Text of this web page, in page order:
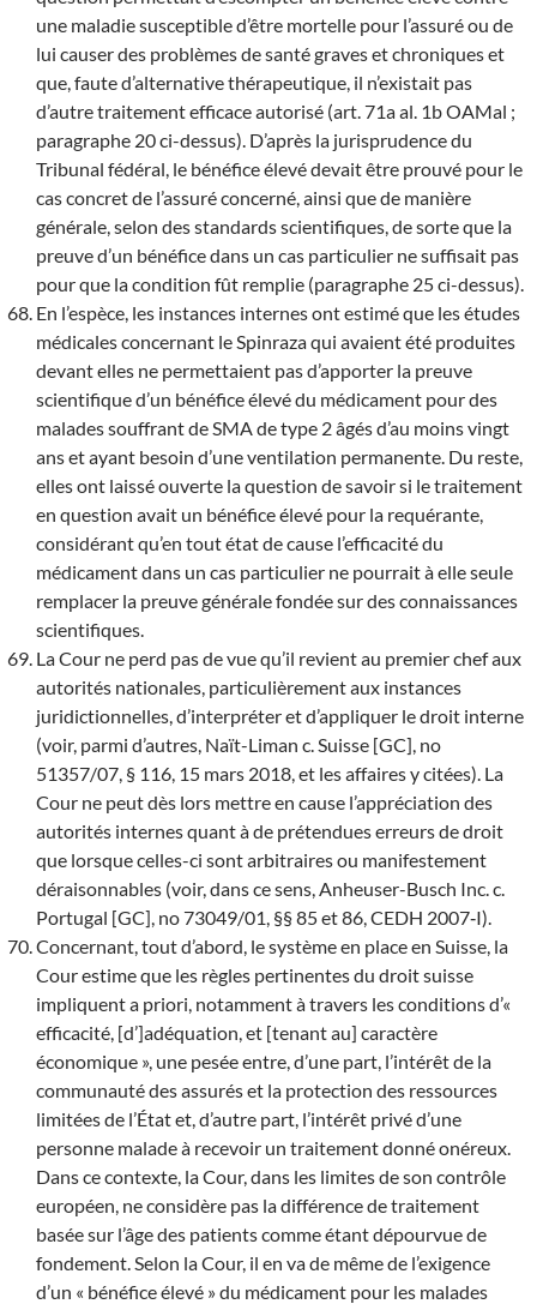
une maladie susceptible d’être mortelle pour l’assuré ou de
lui causer des problèmes de santé graves et chroniques et
que, faute d’alternative thérapeutique, il n’existait pas
d’autre traitement efficace autorisé (art. 71a al. 1b OAMal ;
paragraphe 20 ci-dessus). D’après la jurisprudence du
Tribunal fédéral, le bénéfice élevé devait être prouvé pour le
cas concret de l’assuré concerné, ainsi que de manière
générale, selon des standards scientifiques, de sorte que la
preuve d’un bénéfice dans un cas particulier ne suffisait pas
pour que la condition fût remplie (paragraphe 25 ci-dessus).
En l’espèce, les instances internes ont estimé que les études
médicales concernant le Spinraza qui avaient été produites
devant elles ne permettaient pas d’apporter la preuve
scientifique d’un bénéfice élevé du médicament pour des
malades souffrant de SMA de type 2 âgés d’au moins vingt
ans et ayant besoin d’une ventilation permanente. Du reste,
elles ont laissé ouverte la question de savoir si le traitement
en question avait un bénéfice élevé pour la requérante,
considérant qu’en tout état de cause l’efficacité du
médicament dans un cas particulier ne pourrait à elle seule
remplacer la preuve générale fondée sur des connaissances
scientifiques.
La Cour ne perd pas de vue qu’il revient au premier chef aux
autorités nationales, particulièrement aux instances
juridictionnelles, d’interpréter et d’appliquer le droit interne
(voir, parmi d’autres, Naït-Liman c. Suisse [GC], no
51357/07, § 116, 15 mars 2018, et les affaires y citées). La
Cour ne peut dès lors mettre en cause l’appréciation des
autorités internes quant à de prétendues erreurs de droit
que lorsque celles-ci sont arbitraires ou manifestement
déraisonnables (voir, dans ce sens, Anheuser-Busch Inc. c.
Portugal [GC], no 73049/01, §§ 85 et 86, CEDH 2007‑I).
Concernant, tout d’abord, le système en place en Suisse, la
Cour estime que les règles pertinentes du droit suisse
impliquent a priori, notamment à travers les conditions d’«
efficacité, [d’]adéquation, et [tenant au] caractère
économique », une pesée entre, d’une part, l’intérêt de la
communauté des assurés et la protection des ressources
limitées de l’État et, d’autre part, l’intérêt privé d’une
personne malade à recevoir un traitement donné onéreux.
Dans ce contexte, la Cour, dans les limites de son contrôle
européen, ne considère pas la différence de traitement
basée sur l’âge des patients comme étant dépourvue de
fondement. Selon la Cour, il en va de même de l’exigence
d’un « bénéfice élevé » du médicament pour les malades